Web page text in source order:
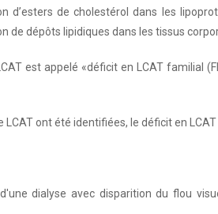
d’esters de cholestérol dans les
de dépôts lipidiques dans les tissus
est appelé «déficit en LCAT familial
LCAT ont été identifiées, le déficit en
dialyse avec disparition du flou